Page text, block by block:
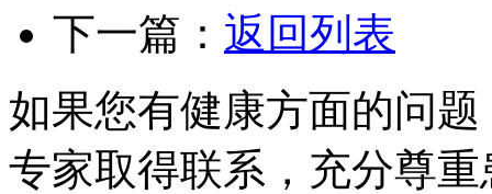
下一篇： 返回列表
如果您有健康方面的问
专家取得联系，充分尊